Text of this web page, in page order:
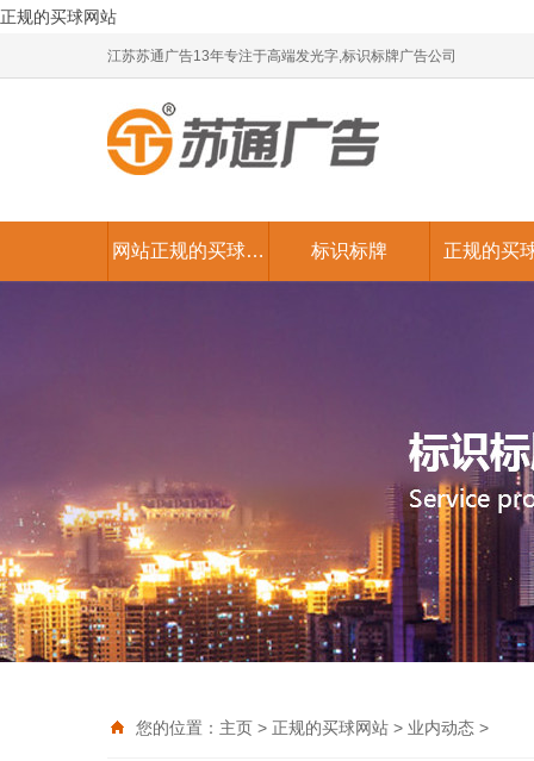
正规的买球网站
江苏苏通广告13年专注于高端发光字,标识标牌广告公司
网站正规的买球网 标识标牌 正规的买
您的位置： 主页 > 正规的买球网站 > 业内动态 >